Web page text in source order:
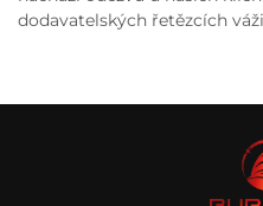
dodavatelských řetězcích